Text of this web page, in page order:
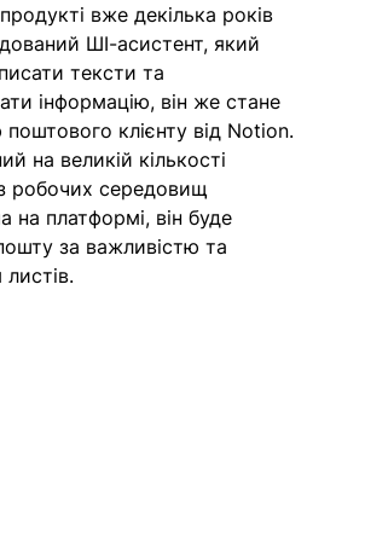
вже декілька років
ШІ-асистент, який
тексти та
інформацію, він же стане
поштового клієнту від Notion.
на великій кількості
з робочих середовищ
на платформі, він буде
за важливістю та